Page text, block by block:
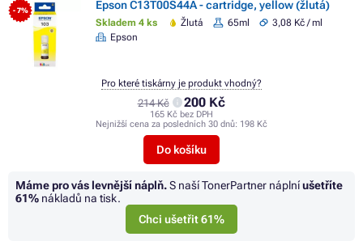
- 7% Epson C13T00S44A - cartridge, yellow (žlutá)
Skladem 4 ks Žlutá 65ml
3,08 Kč / ml
Epson
214 Kč 200 Kč
165 Kč bez DPH
Nejnižší cena za posledních 30 dnů: 198 Kč
Do košíku
Pro které tiskárny je produkt vhodný?
Máme pro vás levnější náplň.S naší TonerPartner náplníušetříte
61% nákladů na tisk.
Chci ušetřit 61%